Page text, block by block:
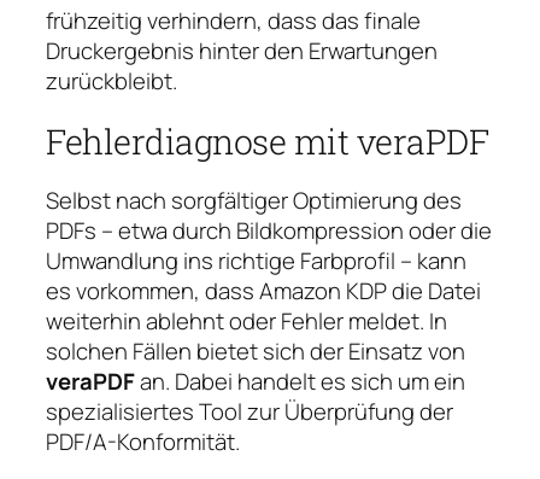
frühzeitig verhindern, dass das finale
Druckergebnis hinter den Erwartungen
zurückbleibt.
Fehlerdiagnose mit veraPDF
Selbst nach sorgfältiger Optimierung des
PDFs – etwa durch Bildkompression oder die
Umwandlung ins richtige Farbprofil – kann
es vorkommen, dass Amazon KDP die Datei
weiterhin ablehnt oder Fehler meldet. In
solchen Fällen bietet sich der Einsatz von
veraPDFan. Dabei handelt es sich um ein
spezialisiertes Tool zur Überprüfung der
PDF/A-Konformität.